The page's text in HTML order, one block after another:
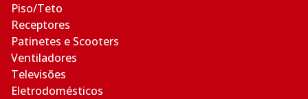
Piso/Teto
Receptores
Patinetes e Scooters
Ventiladores
Televisões
Eletrodomésticos